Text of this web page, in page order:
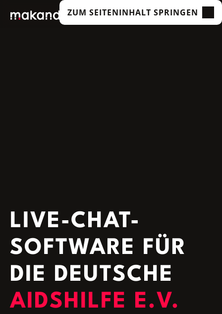
ZUM SEITENINHALT SPRINGEN
LIVE-CHAT-
SOFTWARE FÜR
DIE DEUTSCHE
AIDSHILFE E.V.